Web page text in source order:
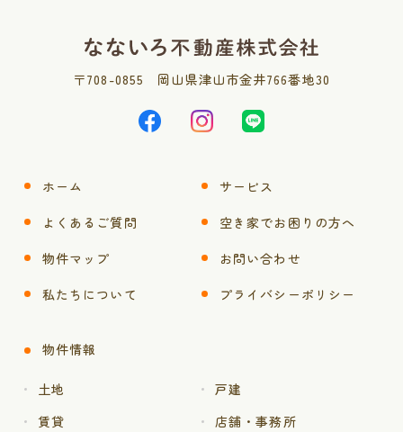
〒708-0855 岡山県津山市金井766番地30
ホーム
サービス
よくあるご質問
空き家でお困りの方へ
物件マップ
お問い合わせ
私たちについて
プライバシーポリシー
物件情報
土地
戸建
賃貸
店舗・事務所